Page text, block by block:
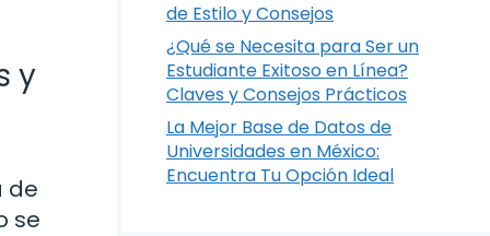
y
de
se
de Estilo y Consejos
¿Qué se Necesita para Ser un
Estudiante Exitoso en Línea?
Claves y Consejos Prácticos
La Mejor Base de Datos de
Universidades en México:
Encuentra Tu Opción Ideal